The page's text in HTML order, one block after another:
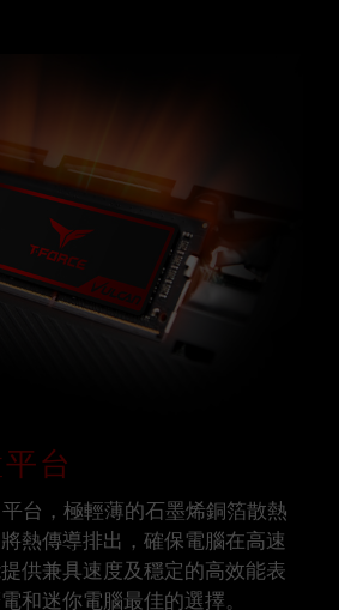
台
台，極輕薄的石墨烯銅箔散熱
熱傳導排出，確保電腦在高速
供兼具速度及穩定的高效能表
和迷你電腦最佳的選擇。